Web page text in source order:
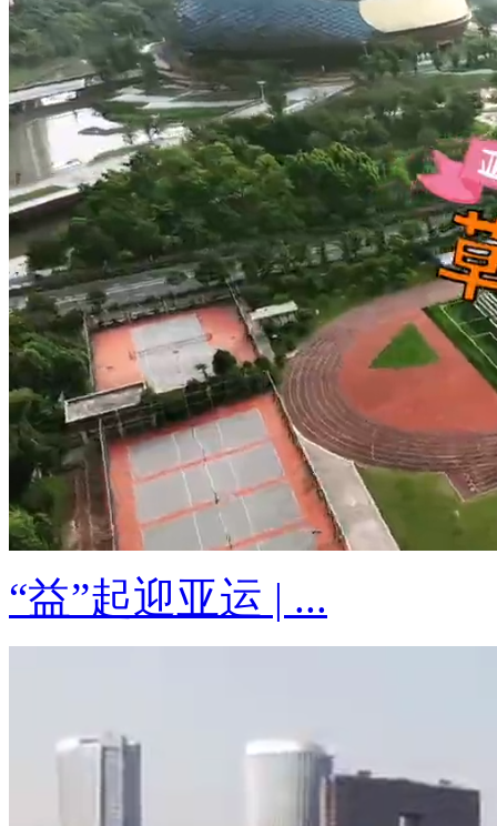
“益”起迎亚运 | ...